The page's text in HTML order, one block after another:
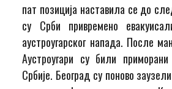
пат позиција наставила се до
су Срби привремено
аустроугарског напада. После
Аустроугари су били
Србије. Београд су поново